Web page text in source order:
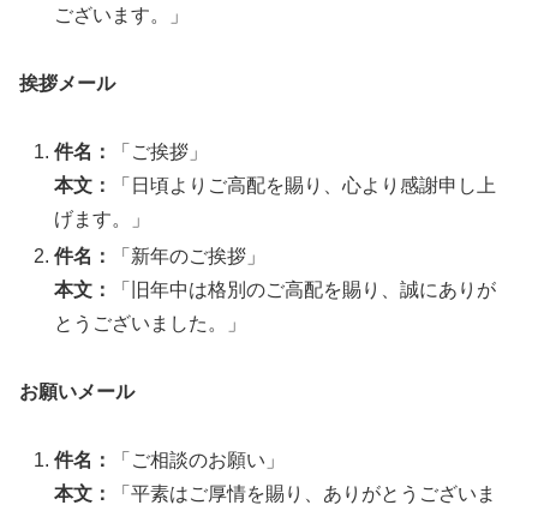
ございます。」
挨拶メール
件名：
「ご挨拶」
本文：
「日頃よりご高配を賜り、心より感謝申し上
げます。」
件名：
「新年のご挨拶」
本文：
「旧年中は格別のご高配を賜り、誠にありが
とうございました。」
お願いメール
件名：
「ご相談のお願い」
本文：
「平素はご厚情を賜り、ありがとうございま